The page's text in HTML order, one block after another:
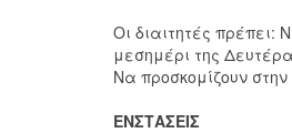
Οι διαιτητές
μεσημέρι της
Να προσκομίζουν
ΕΝΣΤΑΣΕΙΣ